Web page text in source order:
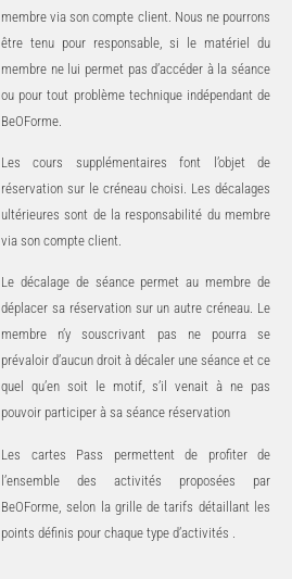
membre via son compte client. Nous ne pourrons
être tenu pour responsable, si le matériel du
membre ne lui permet pas d’accéder à la séance
ou pour tout problème technique indépendant de
BeOForme.
Les cours supplémentaires font l’objet de
réservation sur le créneau choisi. Les décalages
ultérieures sont de la responsabilité du membre
via son compte client.
Le décalage de séance permet au membre de
déplacer sa réservation sur un autre créneau. Le
membre n’y souscrivant pas ne pourra se
prévaloir d’aucun droit à décaler une séance et ce
quel qu’en soit le motif, s’il venait à ne pas
pouvoir participer à sa séance réservation
Les cartes Pass permettent de profiter de
l’ensemble des activités proposées par
BeOForme, selon la grille de tarifs détaillant les
points définis pour chaque type d’activités .